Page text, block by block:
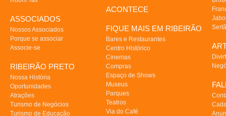
ASSOCIADOS
Nossos Associados
Porque se associar
Associe-se
RIBEIRÃO PRETO
Nossa História
Oportunidades
Atrações
Turismo de Negócios
Turismo de Educação
ACONTECE
FIQUE MAIS EM RIBEIRÃO
Bares e Restaurantes
Centro Histórico
Cinemas
Compras
Espaço de Shows
Museus
Parques
Teatros
Via do Café